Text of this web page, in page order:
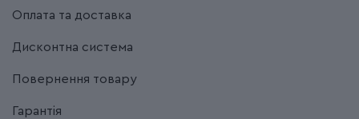
Оплата та доставка
Дисконтна система
Повернення товару
Гарантія